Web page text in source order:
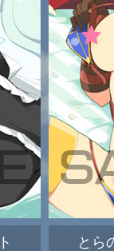
とら